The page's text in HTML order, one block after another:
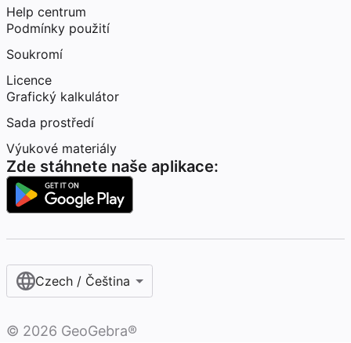
Help centrum
Podmínky použití
Soukromí
Licence
Grafický kalkulátor
Sada prostředí
Výukové materiály
Zde stáhnete naše aplikace:
Czech / Čeština‎
© 2026 GeoGebra®